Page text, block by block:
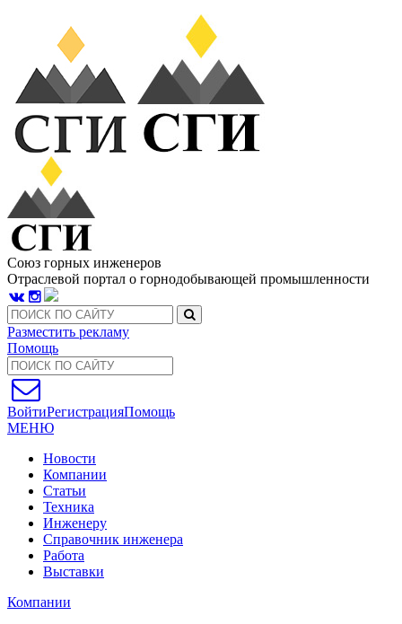
Союз горных инженеров
Отраслевой портал о горнодобывающей промышленности
Разместить рекламу
Помощь
ВойтиРегистрацияПомощь
МЕНЮ
Новости
Компании
Статьи
Техника
Инженеру
Справочник инженера
Работа
Выставки
Компании